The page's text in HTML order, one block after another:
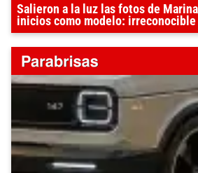
Salieron a la luz las fotos de
inicios como modelo: irreconocible